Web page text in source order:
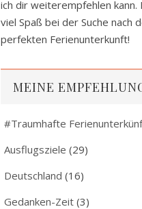
ich dir weiterempfehlen kann.
viel Spaß bei der Suche nach
perfekten Ferienunterkunft!
MEINE
#Traumhafte
Ausflugsziele (29)
Deutschland (16)
Gedanken-Zeit (3)